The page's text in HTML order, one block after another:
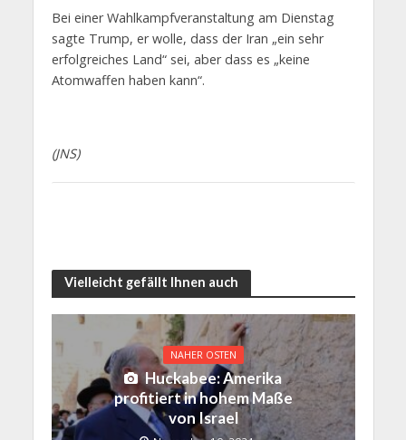
Bei einer Wahlkampfveranstaltung am Dienstag
sagte Trump, er wolle, dass der Iran „ein sehr
erfolgreiches Land“ sei, aber dass es „keine
Atomwaffen haben kann“.
(JNS)
Vielleicht gefällt Ihnen auch
NAHER OSTEN
Huckabee: Amerika
profitiert in hohem Maße
von Israel